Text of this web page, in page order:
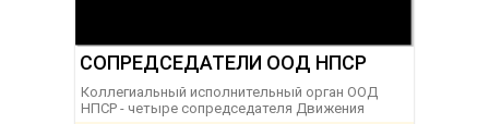
СОПРЕДСЕДАТЕЛИ ООД НПСР
Коллегиальный исполнительный орган ООД
НПСР - четыре сопредседателя Движения